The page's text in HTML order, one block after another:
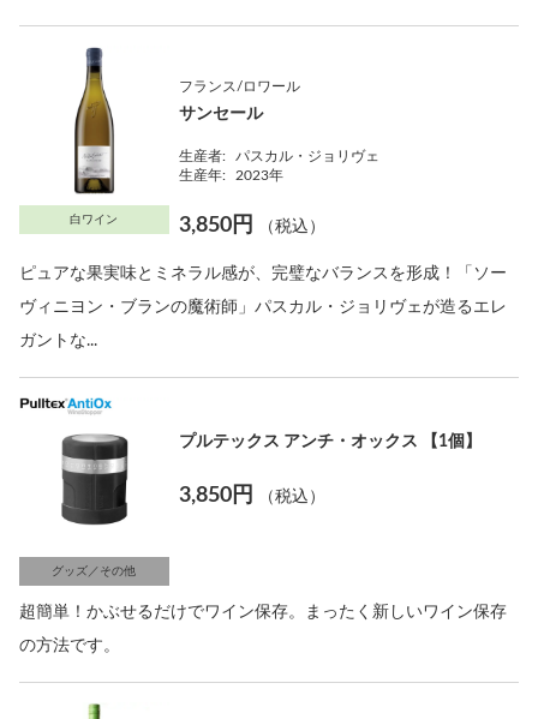
白ワイン
フランス/ロワール
サンセール
生産者:
パスカル・ジョリヴェ
生産年:
2023年
3,850円 （税込）
ピュアな果実味とミネラル感が、完璧なバランスを形成！「ソー
ヴィニヨン・ブランの魔術師」パスカル・ジョリヴェが造るエレ
ガントな...
グッズ／その他
プルテックス アンチ・オックス 【1個】
3,850円 （税込）
超簡単！かぶせるだけでワイン保存。まったく新しいワイン保存
の方法です。